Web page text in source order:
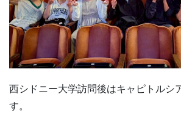
西シドニー大学訪問後はキャピトルシ
す。